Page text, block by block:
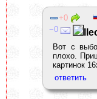
0
0
Вот с
плохо.
картинок